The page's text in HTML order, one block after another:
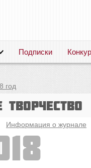
Подписки
год
творчество
Информация о журнале